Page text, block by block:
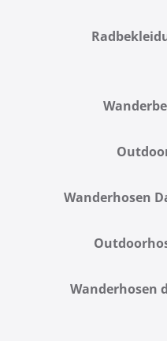
Wanderhosen
Wanderhosen